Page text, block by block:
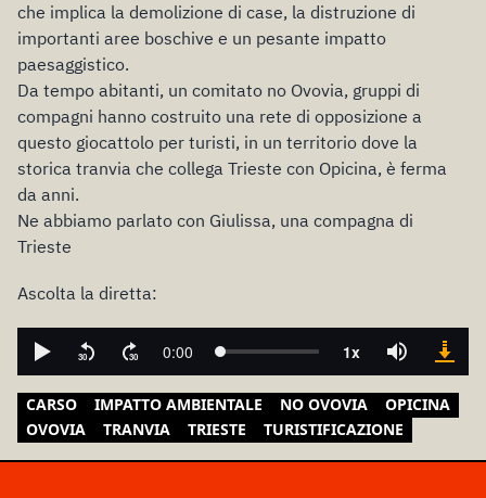
che implica la demolizione di case, la distruzione di
importanti aree boschive e un pesante impatto
paesaggistico.
Da tempo abitanti, un comitato no Ovovia, gruppi di
compagni hanno costruito una rete di opposizione a
questo giocattolo per turisti, in un territorio dove la
storica tranvia che collega Trieste con Opicina, è ferma
da anni.
Ne abbiamo parlato con Giulissa, una compagna di
Trieste
Ascolta la diretta:
CARSO IMPATTO AMBIENTALE NO OVOVIA
OPICINA
OVOVIA
TRANVIA TRIESTE TURISTIFICAZIONE